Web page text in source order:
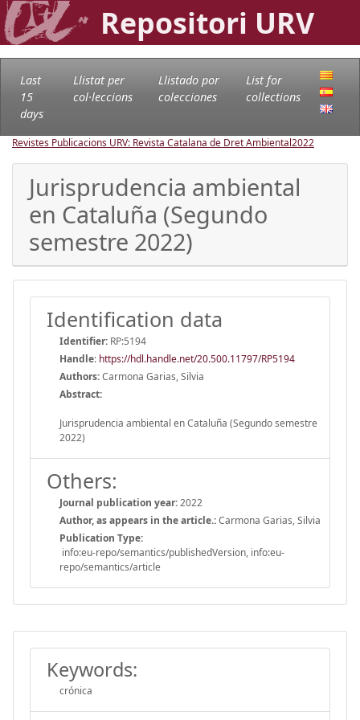
Repositori URV
Last
15
days
Llistat per
col·leccions
Llistado por
colecciones
List for
collections
Revistes Publicacions URV: Revista Catalana de Dret Ambiental2022
Jurisprudencia ambiental
en Cataluña (Segundo
semestre 2022)
Identification data
Identifier: RP:5194
Handle: https://hdl.handle.net/20.500.11797/RP5194
Authors:Carmona Garias, Silvia
Abstract:
Jurisprudencia ambiental en Cataluña (Segundo semestre
2022)
Others:
Journal publication year:2022
Author, as appears in the article.:Carmona Garias, Silvia
Publication Type:
info:eu-repo/semantics/publishedVersion, info:eu-
repo/semantics/article
Keywords:
crónica